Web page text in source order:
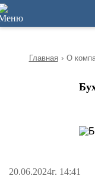
10
Главная › О
20.06.2024г. 14:41